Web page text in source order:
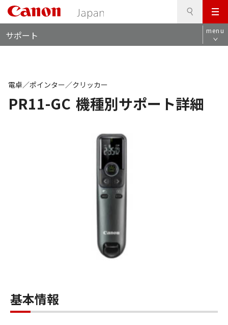
メ
ニ
ュ
サポート menu
PR11-GC 機種別サポート詳細
電卓／ポインター／クリッカー
基本情報